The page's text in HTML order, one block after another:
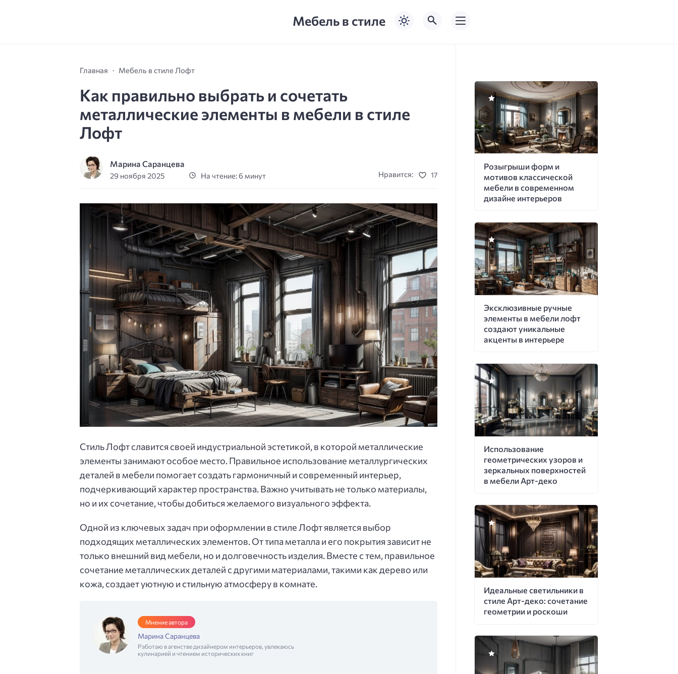
Мебель в стиле
Главная Мебель в стиле Лофт
Как правильно выбрать и сочетать
металлические элементы в мебели в стиле
Лофт
Марина Саранцева
29 ноября 2025 На чтение: 6 минут Нравится: 17
Стиль Лофт славится своей индустриальной эстетикой, в которой металлические
элементы занимают особое место. Правильное использование металлургических
деталей в мебели помогает создать гармоничный и современный интерьер,
подчеркивающий характер пространства. Важно учитывать не только материалы,
но и их сочетание, чтобы добиться желаемого визуального эффекта.
Одной из ключевых задач при оформлении в стиле Лофт является выбор
подходящих металлических элементов. От типа металла и его покрытия зависит не
только внешний вид мебели, но и долговечность изделия. Вместе с тем, правильное
сочетание металлических деталей с другими материалами, такими как дерево или
кожа, создает уютную и стильную атмосферу в комнате.
Мнение автора
Марина Саранцева
Работаю в агенстве дизайнером интерьеров, увлекаюсь
кулинарией и чтением исторических книг
Розыгрыши форм и
мотивов классической
мебели в современном
дизайне интерьеров
Эксклюзивные ручные
элементы в мебели лофт
создают уникальные
акценты в интерьере
Использование
геометрических узоров и
зеркальных поверхностей
в мебели Арт-деко
Идеальные светильники в
стиле Арт-деко: сочетание
геометрии и роскоши